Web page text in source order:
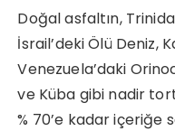
Doğal asfaltın,
İsrail’deki Ölü Deniz,
Venezuela’daki
ve Küba gibi nadir
% 70’e kadar içeriğe